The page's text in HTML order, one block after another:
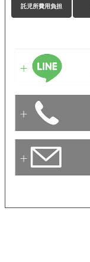
託児所費用負担